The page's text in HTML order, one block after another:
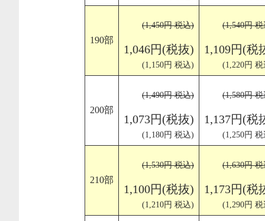
190部
(1,450円 税込)
1,046円(税抜)
(1,150円 税込)
(1,540円
1,109円(税
(1,220円
200部
(1,490円 税込)
1,073円(税抜)
(1,180円 税込)
(1,580円
1,137円(税
(1,250円
210部
(1,530円 税込)
1,100円(税抜)
(1,210円 税込)
(1,630円
1,173円(税
(1,290円